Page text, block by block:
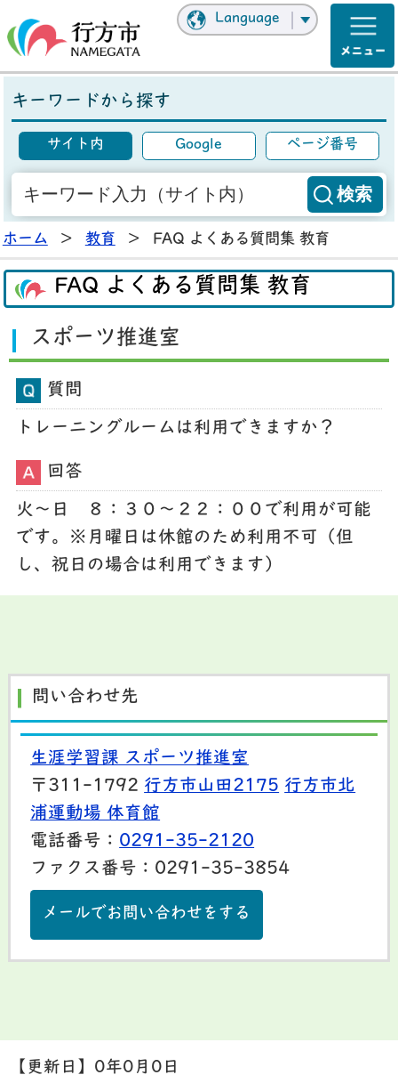
Language
キーワードから探す
サイト内 Google ページ番号
ホーム > 教育 > FAQ よくある質問集 教育
FAQ よくある質問集 教育
スポーツ推進室
質問
トレーニングルームは利用できますか？
回答
火～日 ８：３０～２２：００で利用が可能
です。※月曜日は休館のため利用不可（但
し、祝日の場合は利用できます）
問い合わせ先
生涯学習課 スポーツ推進室
〒311-1792 行方市山田2175 行方市北
浦運動場 体育館
電話番号： 0291-35-2120
ファクス番号：0291-35-3854
メールでお問い合わせをする
【更新日】 0年0月0日